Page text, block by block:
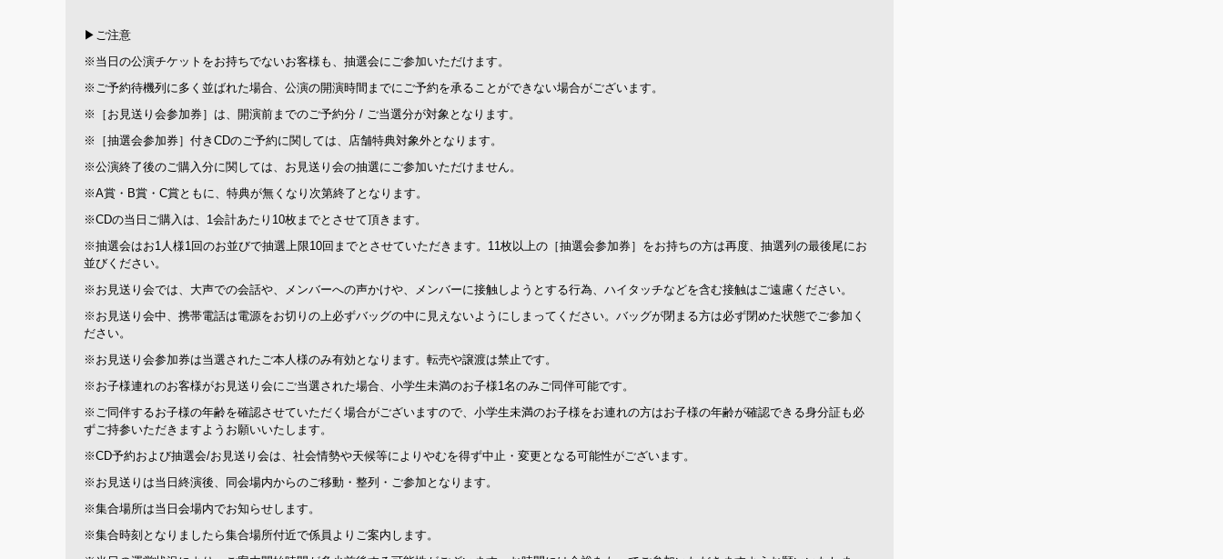
▶ご注意
※当日の公演チケットをお持ちでないお客様も、抽選会にご参加いただけます。
※ご予約待機列に多く並ばれた場合、公演の開演時間までにご予約を承ることができない場合がございます。
※［お見送り会参加券］は、開演前までのご予約分 / ご当選分が対象となります。
※［抽選会参加券］付きCDのご予約に関しては、店舗特典対象外となります。
※公演終了後のご購入分に関しては、お見送り会の抽選にご参加いただけません。
※A賞・B賞・C賞ともに、特典が無くなり次第終了となります。
※CDの当日ご購入は、1会計あたり10枚までとさせて頂きます。
※抽選会はお1人様1回のお並びで抽選上限10回までとさせていただきます。11枚以上の［抽選会参加券］をお持ちの方は再度、抽選列の最後尾にお
並びください。
※お見送り会では、大声での会話や、メンバーへの声かけや、メンバーに接触しようとする行為、ハイタッチなどを含む接触はご遠慮ください。
※お見送り会中、携帯電話は電源をお切りの上必ずバッグの中に見えないようにしまってください。バッグが閉まる方は必ず閉めた状態でご参加く
ださい。
※お見送り会参加券は当選されたご本人様のみ有効となります。転売や譲渡は禁止です。
※お子様連れのお客様がお見送り会にご当選された場合、小学生未満のお子様1名のみご同伴可能です。
※ご同伴するお子様の年齢を確認させていただく場合がございますので、小学生未満のお子様をお連れの方はお子様の年齢が確認できる身分証も必
ずご持参いただきますようお願いいたします。
※CD予約および抽選会/お見送り会は、社会情勢や天候等によりやむを得ず中止・変更となる可能性がございます。
※お見送りは当日終演後、同会場内からのご移動・整列・ご参加となります。
※集合場所は当日会場内でお知らせします。
※集合時刻となりましたら集合場所付近で係員よりご案内します。